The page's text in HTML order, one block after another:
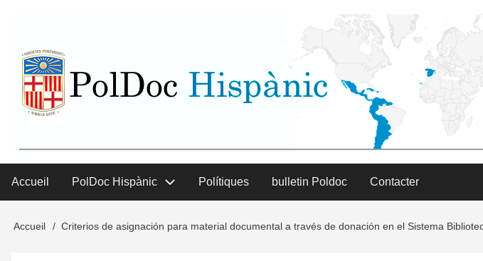
contenu
principal
menu
Main
menu
Accueil PolDoc Hispànic Polítiques bulletin Poldoc Contacter
Accueil Criterios de asignación para material documental a través de donación en el Sistema